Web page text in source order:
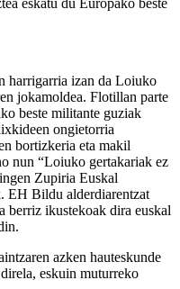
eskatu du Europako beste
harrigarria izan da Loiuko
jokamoldea. Flotillan parte
beste militante guziak
ongietorria
bortizkeria eta makil
nun “Loiuko gertakariak ez
Zupiria Euskal
EH Bildu alderdiarentzat
berriz ikustekoak dira euskal
azken hauteskunde
eskuin muturreko